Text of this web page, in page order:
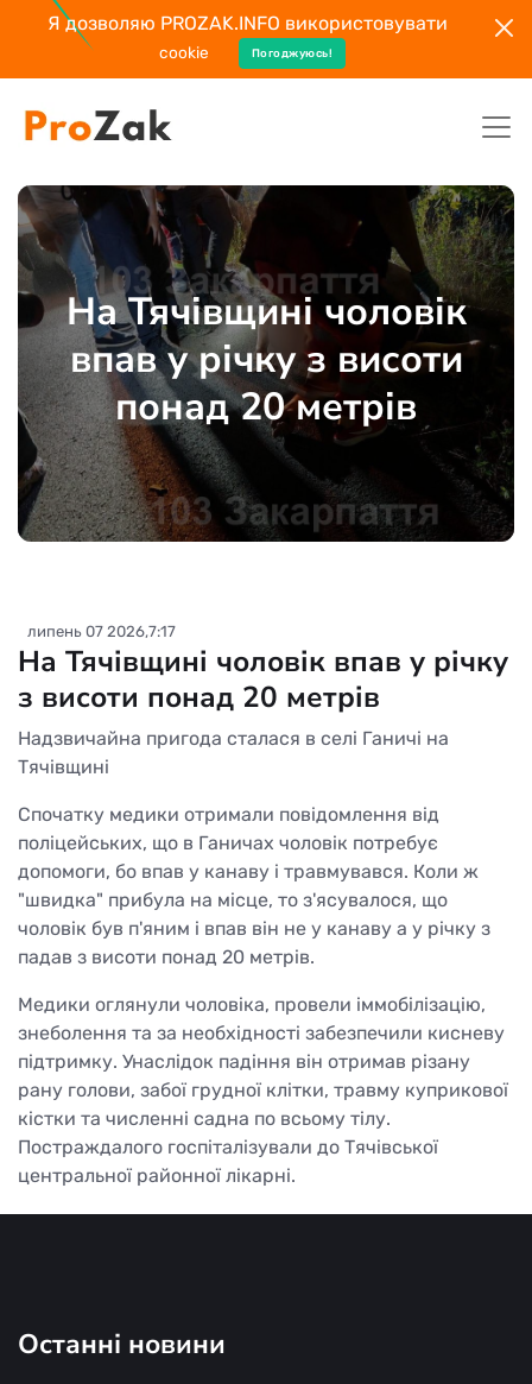
Я дозволяю PROZAK.INFO використовувати
cookie Погоджуюсь!
На Тячівщині чоловік
впав у річку з висоти
понад 20 метрів
липень 07 2026,7:17
На Тячівщині чоловік впав у річку
з висоти понад 20 метрів
Надзвичайна пригода сталася в селі Ганичі на
Тячівщині
Спочатку медики отримали повідомлення від
поліцейських, що в Ганичах чоловік потребує
допомоги, бо впав у канаву і травмувався. Коли ж
"швидка" прибула на місце, то з'ясувалося, що
чоловік був п'яним і впав він не у канаву а у річку з
падав з висоти понад 20 метрів.
Медики оглянули чоловіка, провели іммобілізацію,
знеболення та за необхідності забезпечили кисневу
підтримку. Унаслідок падіння він отримав різану
рану голови, забої грудної клітки, травму куприкової
кістки та численні садна по всьому тілу.
Постраждалого госпіталізували до Тячівської
центральної районної лікарні.
Останні новини